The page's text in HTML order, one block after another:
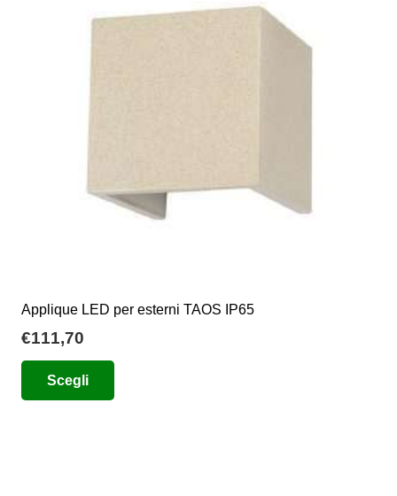
Applique LED per esterni TAOS IP65
€111,70
Scegli